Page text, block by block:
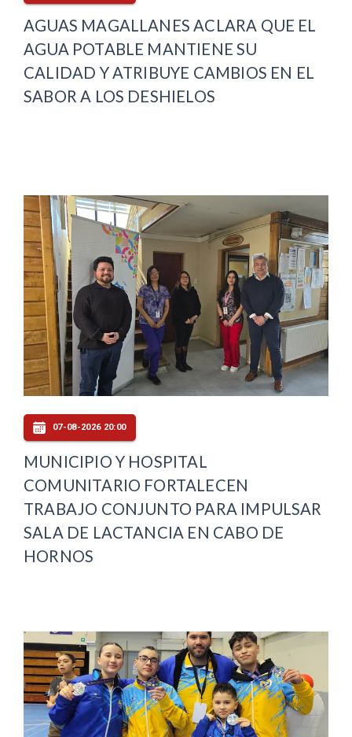
AGUAS MAGALLANES ACLARA QUE EL
AGUA POTABLE MANTIENE SU
CALIDAD Y ATRIBUYE CAMBIOS EN EL
SABOR A LOS DESHIELOS
07-08-2026 20:00
MUNICIPIO Y HOSPITAL
COMUNITARIO FORTALECEN
TRABAJO CONJUNTO PARA IMPULSAR
SALA DE LACTANCIA EN CABO DE
HORNOS